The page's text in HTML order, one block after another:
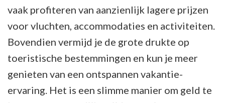
vaak profiteren van aanzienlijk lagere prijzen
voor vluchten, accommodaties en activiteiten.
Bovendien vermijd je de grote drukte op
toeristische bestemmingen en kun je meer
genieten van een ontspannen vakantie-
ervaring. Het is een slimme manier om geld te